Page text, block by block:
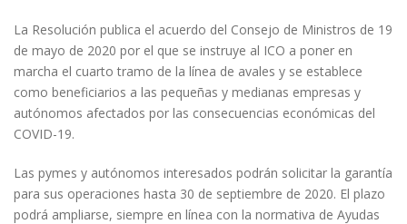
La Resolución publica el acuerdo del Consejo de Ministros de 19
de mayo de 2020 por el que se instruye al ICO a poner en
marcha el cuarto tramo de la línea de avales y se establece
como beneficiarios a las pequeñas y medianas empresas y
autónomos afectados por las consecuencias económicas del
COVID-19.
Las pymes y autónomos interesados podrán solicitar la garantía
para sus operaciones hasta 30 de septiembre de 2020. El plazo
podrá ampliarse, siempre en línea con la normativa de Ayudas